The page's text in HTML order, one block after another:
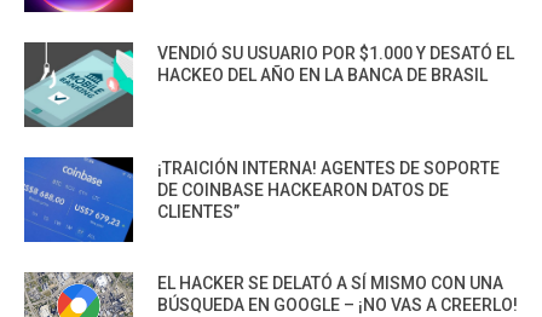
VENDIÓ SU USUARIO POR $1.000 Y DESATÓ EL
HACKEO DEL AÑO EN LA BANCA DE BRASIL
¡TRAICIÓN INTERNA! AGENTES DE SOPORTE
DE COINBASE HACKEARON DATOS DE
CLIENTES”
EL HACKER SE DELATÓ A SÍ MISMO CON UNA
BÚSQUEDA EN GOOGLE – ¡NO VAS A CREERLO!